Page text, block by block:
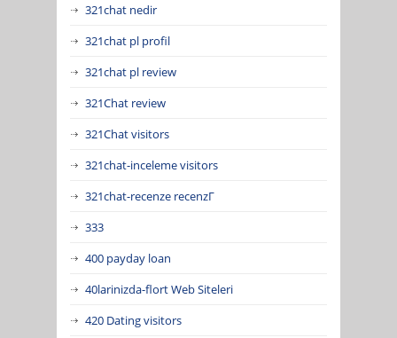
321chat nedir
321chat pl profil
321chat pl review
321Chat review
321Chat visitors
321chat-inceleme visitors
321chat-recenze recenzГ­
333
400 payday loan
40larinizda-flort Web Siteleri
420 Dating visitors